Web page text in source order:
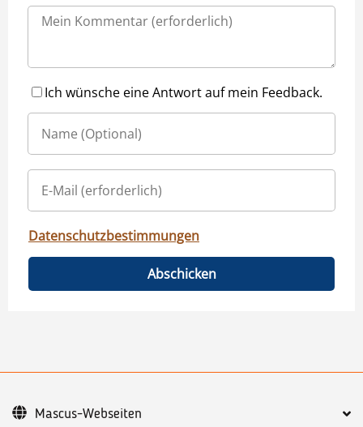
Ich wünsche eine Antwort auf mein Feedback.
Datenschutzbestimmungen
Abschicken
Mascus-Webseiten